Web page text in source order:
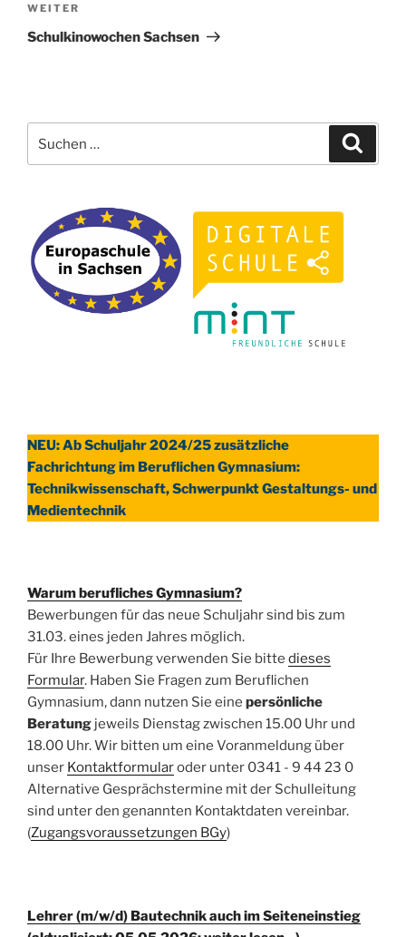
Nächster
Beitrag
WEITER
Schulkinowochen Sachsen
nach:
NEU: Ab Schuljahr 2024/25 zusätzliche
Fachrichtung im Beruflichen Gymnasium:
Technikwissenschaft, Schwerpunkt Gestaltungs- und
Medientechnik
Warum berufliches Gymnasium?
Bewerbungen für das neue Schuljahr sind bis zum
31.03. eines jeden Jahres möglich.
Für Ihre Bewerbung verwenden Sie bitte dieses
Formular. Haben Sie Fragen zum Beruflichen
Gymnasium, dann nutzen Sie eine persönliche
Beratung jeweils Dienstag zwischen 15.00 Uhr und
18.00 Uhr. Wir bitten um eine Voranmeldung über
unser Kontaktformularoder unter 0341 - 9 44 23 0
Alternative Gesprächstermine mit der Schulleitung
sind unter den genannten Kontaktdaten vereinbar.
(Zugangsvoraussetzungen BGy)
Lehrer (m/w/d) Bautechnik auch im Seiteneinstieg